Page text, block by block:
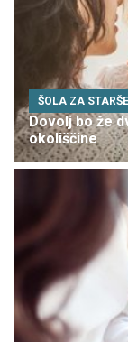
ŠOLA ZA STARŠE
Dovolj bo že
okoliščine